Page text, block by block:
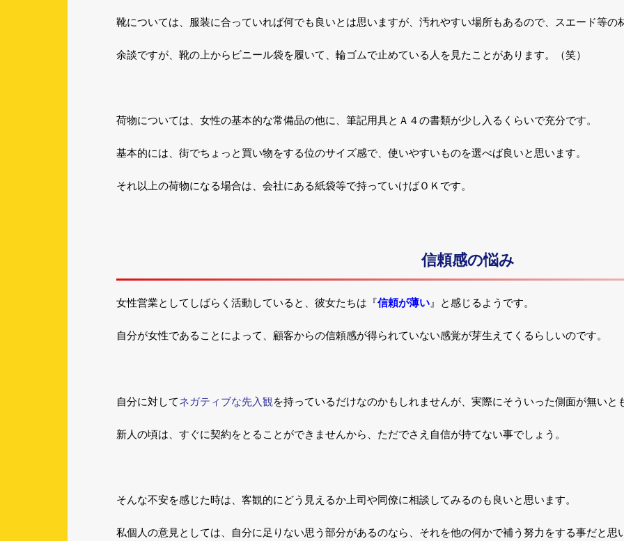
靴については、服装に合っていれば何でも良いとは思いますが、汚れやすい場所もあるので、スエード等の
余談ですが、靴の上からビニール袋を履いて、輪ゴムで止めている人を見たことがあります。（笑）
荷物については、女性の基本的な常備品の他に、筆記用具とＡ４の書類が少し入るくらいで充分です。
基本的には、街でちょっと買い物をする位のサイズ感で、使いやすいものを選べば良いと思います。
それ以上の荷物になる場合は、会社にある紙袋等で持っていけばＯＫです。
信頼感の悩み
女性営業としてしばらく活動していると、彼女たちは『信頼が薄い 』と感じるようです。
自分が女性であることによって、顧客からの信頼感が得られていない感覚が芽生えてくるらしいのです。
自分に対してネガティブな先入観を持っているだけなのかもしれませんが、実際にそういった側面が無いと
新人の頃は、すぐに契約をとることができませんから、ただでさえ自信が持てない事でしょう。
そんな不安を感じた時は、客観的にどう見えるか上司や同僚に相談してみるのも良いと思います。
私個人の意見としては、自分に足りない思う部分があるのなら、それを他の何かで補う努力をする事だと思